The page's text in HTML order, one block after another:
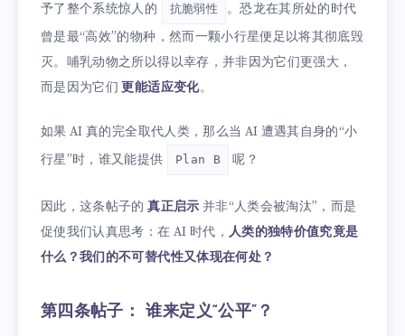
予了整个系统惊人的
抗脆弱性
。恐龙在其所处的时代
曾是最“高效”的物种，然而一颗小行星便足以将其彻底毁
灭。哺乳动物之所以得以幸存，并非因为它们更强大，
而是因为它们更能适应变化。
如果 AI 真的完全取代人类，那么当 AI 遭遇其自身的“小
行星”时，谁又能提供
Plan B 呢？
因此，这条帖子的真正启示 并非“人类会被淘汰”，而是
促使我们认真思考：在 AI 时代， 人类的独特价值究竟是
什么？我们的不可替代性又体现在何处？
第四条帖子： 谁来定义“公平”？